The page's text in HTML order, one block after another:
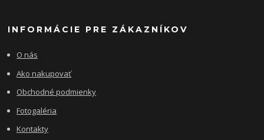
INFORMÁCIE PRE ZÁKAZNÍKOV
O nás
Ako nakupovať
Obchodné podmienky
Fotogaléria
Kontakty